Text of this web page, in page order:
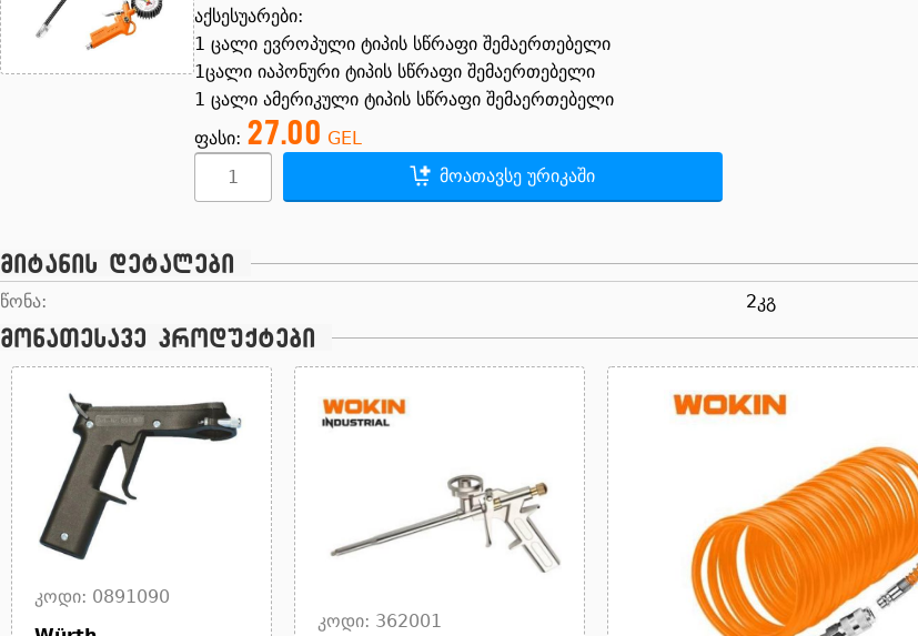
აქსესუარები:
1 ცალი ევროპული ტიპის სწრაფი შემაერთებელი
1ცალი იაპონური ტიპის სწრაფი შემაერთებელი
1 ცალი ამერიკული ტიპის სწრაფი შემაერთებელი
ფასი: 27.00 GEL
მოათავსე ურიკაში
მიტანის დეტალები
წონა: 2კგ
მონათესავე პროდუქტები
კოდი: 0891090
კოდი: 362001